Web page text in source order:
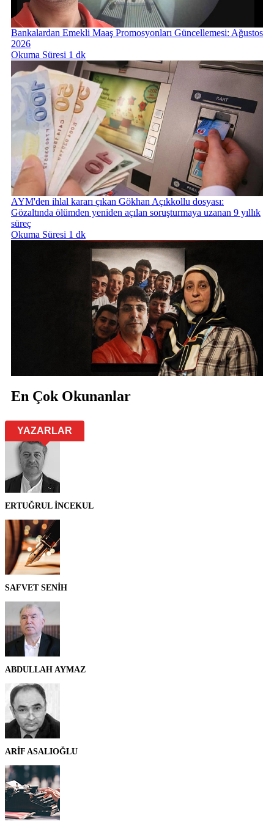
Bankalardan Emekli Maaş Promosyonları Güncellemesi: Ağustos
2026
Okuma Süresi 1 dk
AYM'den ihlal kararı çıkan Gökhan Açıkkollu dosyası:
Gözaltında ölümden yeniden açılan soruşturmaya uzanan 9 yıllık
süreç
Okuma Süresi 1 dk
En Çok Okunanlar
YAZARLAR
ERTUĞRUL İNCEKUL
SAFVET SENİH
ABDULLAH AYMAZ
ARİF ASALIOĞLU